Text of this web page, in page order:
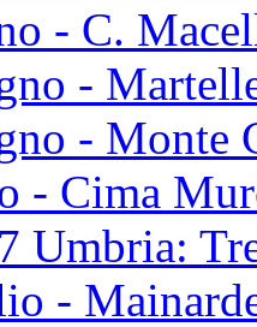
- C.
-
- Monte
- Cima
Umbria:
-